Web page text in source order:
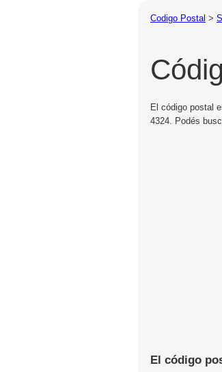
Codigo Postal >
El código postal
4324. Podés
El código